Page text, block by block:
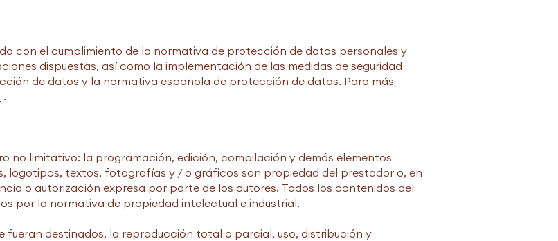
con el cumplimiento de la normativa de protección de datos personales y
dispuestas, así como la implementación de las medidas de seguridad
de datos y la normativa española de protección de datos. Para más
.
no limitativo: la programación, edición, compilación y demás elementos
logotipos, textos, fotografías y / o gráficos son propiedad del prestador o, en
o autorización expresa por parte de los autores. Todos los contenidos del
por la normativa de propiedad intelectual e industrial.
fueran destinados, la reproducción total o parcial, uso, distribución y